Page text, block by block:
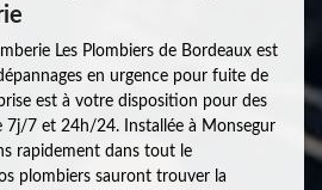
Les Plombiers de Bordeaux est
en urgence pour fuite de
est à votre disposition pour des
7j/7 et 24h/24. Installée à Monsegur
rapidement dans tout le
plombiers sauront trouver la